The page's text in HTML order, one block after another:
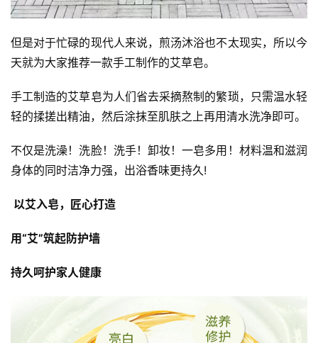
但是对于忙碌的现代人来说，煎汤沐浴也不太现实，所以今
天就为大家推荐一款手工制作的艾草皂。
手工制造的艾草皂为人们省去采摘熬制的繁琐，只需温水轻
轻的揉搓出精油，然后涂抹至肌肤之上再用清水洗净即可。
不仅是洗澡！洗脸！洗手！卸妆！一皂多用！材料温和滋润
身体的同时洁净力强，出浴香味更持久!
以艾入皂，匠心打造
用“艾”筑起防护墙
持久呵护家人健康